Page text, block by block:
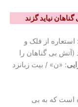
: استعاره از فلک و
(آتش بی گناهان را
: «ن» / بیت زبانزد
است که به بی